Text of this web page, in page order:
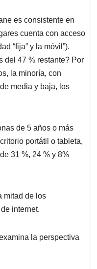
es consistente en
cuenta con acceso
“fija” y la móvil”).
del 47 % restante? Por
la minoría, con
media y baja, los
de 5 años o más
portátil o tableta,
31 %, 24 % y 8%
mitad de los
internet.
la perspectiva